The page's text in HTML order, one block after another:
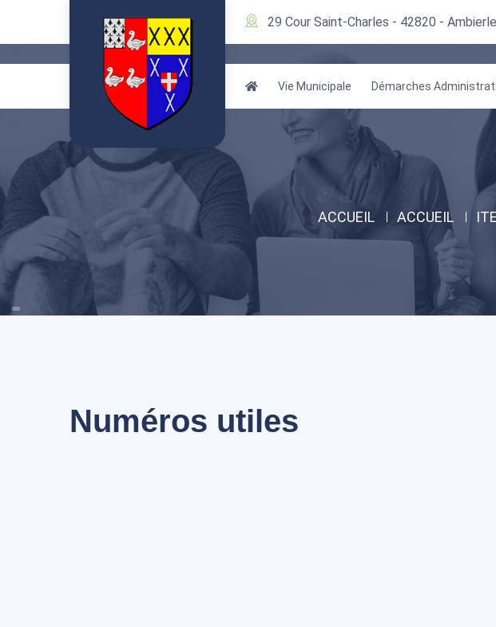
29 Cour Saint-Charles - 42820 - Ambierle
Vie Municipale Démarches
ACCUEIL ACCUEIL
Numéros utiles